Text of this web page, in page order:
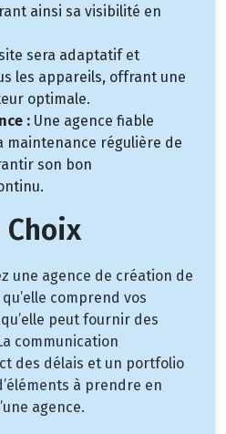
ainsi sa visibilité en
sera adaptatif et
les appareils, offrant une
optimale.
: Une agence fiable
maintenance régulière de
son bon
Choix
une agence de création de
comprend vos
peut fournir des
communication
des délais et un portfolio
à prendre en
agence.